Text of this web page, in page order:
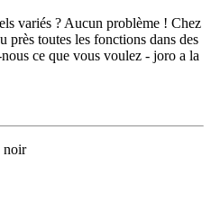
variés ? Aucun problème ! Chez
près toutes les fonctions dans des
ce que vous voulez - joro a la